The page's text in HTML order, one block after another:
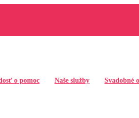
o pomoc Naše služby Svadobné